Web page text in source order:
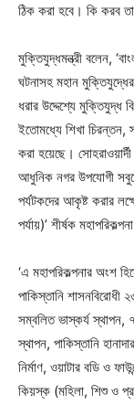
ঠিক করা হবে। কি করব
মুক্তিযুদ্ধমন্ত্রী বলেন,
ঘটনাসহ মহান
ধরার উদ্দেশ্যে মুক্তিযুদ্ধ
ইতােমধ্যে শিখা
করা হয়েছে।
আধুনিক নগর উপযােগী
পর্যটকদের আকৃষ্ট করার
পর্যায়)’ শীর্ষক
‘এ মহাপরিকল্পনার অংশ
পাকিস্তানি
সম্বলিত ভাস্কর্য স্থাপন,
স্থাপন, পাকিস্তানি
নির্মাণ, ওয়াটার বডি ও
কিয়স্ক (মহিলা, শিশু ও